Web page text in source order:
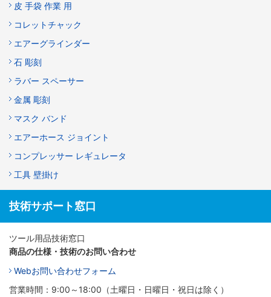
皮 手袋 作業 用
コレットチャック
エアーグラインダー
石 彫刻
ラバー スペーサー
金属 彫刻
マスク バンド
エアーホース ジョイント
コンプレッサー レギュレータ
工具 壁掛け
技術サポート窓口
ツール用品技術窓口
商品の仕様・技術のお問い合わせ
Webお問い合わせフォーム
営業時間：9:00～18:00（土曜日・日曜日・祝日は除く）